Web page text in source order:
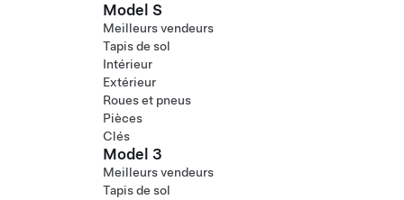
Model S
Meilleurs vendeurs
Tapis de sol
Intérieur
Extérieur
Roues et pneus
Pièces
Clés
Model 3
Meilleurs vendeurs
Tapis de sol